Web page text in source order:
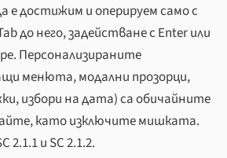
е достижим и оперируем само с
до него, задействане с Enter или
Персонализираните
менюта, модални прозорци,
избори на дата) са обичайните
като изключите мишката.
2.1.1 и SC 2.1.2.